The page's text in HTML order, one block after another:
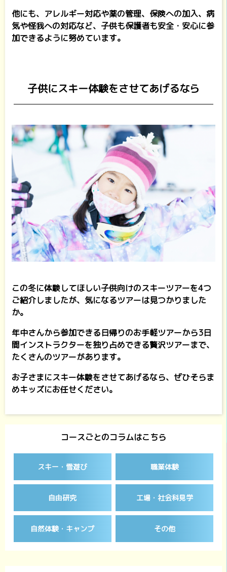
他にも、アレルギー対応や薬の管理、保険への加入、病
気や怪我への対応など、子供も保護者も安全・安心に参
加できるように努めています。
子供にスキー体験をさせてあげるなら
この冬に体験してほしい子供向けのスキーツアーを4つ
ご紹介しましたが、気になるツアーは見つかりました
か。
年中さんから参加できる日帰りのお手軽ツアーから3日
間インストラクターを独り占めできる贅沢ツアーまで、
たくさんのツアーがあります。
お子さまにスキー体験をさせてあげるなら、ぜひそらま
めキッズにお任せください。
コースごとのコラムはこちら
スキー・雪遊び 職業体験
自由研究 工場・社会科見学
自然体験・キャンプ その他